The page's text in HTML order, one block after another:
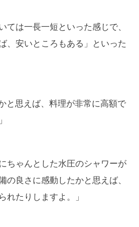
ては一長一短といった感じで、
、安いところもある」といった
と思えば、料理が非常に高額で
ちゃんとした水圧のシャワーが
の良さに感動したかと思えば、
れたりしますよ。」